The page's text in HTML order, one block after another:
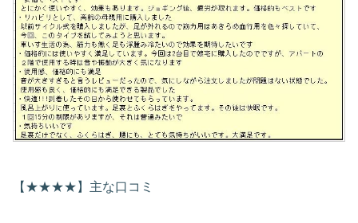
【★★★★】主な口コミ